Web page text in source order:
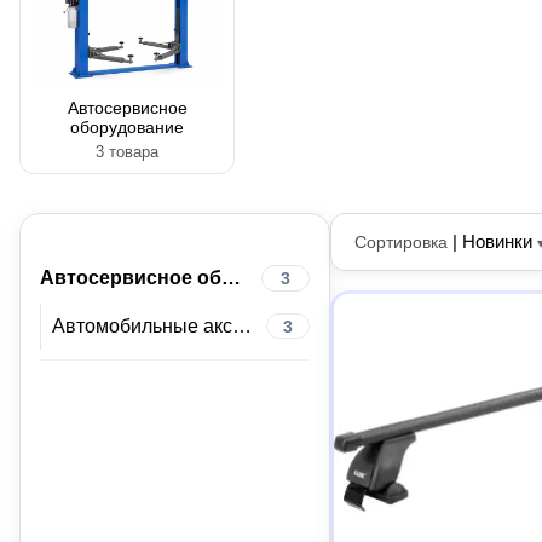
Автосервисное
оборудование
3 товара
Автосервисное оборудование 3
Автомобильные аксессуары 3
Сортировка | Новинки